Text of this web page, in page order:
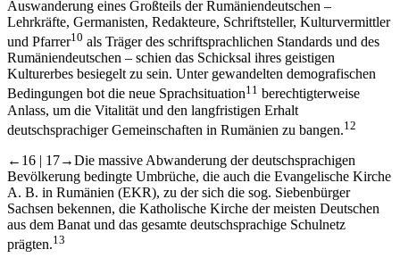
Auswanderung eines Großteils der Rumäniendeutschen –
Lehrkräfte, Germanisten, Redakteure, Schriftsteller, Kulturvermittler
und Pfarrer10 als Träger des schriftsprachlichen Standards und des
Rumäniendeutschen – schien das Schicksal ihres geistigen
Kulturerbes besiegelt zu sein. Unter gewandelten demografischen
Bedingungen bot die neue Sprachsituation11 berechtigterweise
Anlass, um die Vitalität und den langfristigen Erhalt
deutschsprachiger Gemeinschaften in Rumänien zu bangen.12
←16 | 17→Die massive Abwanderung der deutschsprachigen
Bevölkerung bedingte Umbrüche, die auch die Evangelische Kirche
A. B. in Rumänien (EKR), zu der sich die sog. Siebenbürger
Sachsen bekennen, die Katholische Kirche der meisten Deutschen
aus dem Banat und das gesamte deutschsprachige Schulnetz
prägten.13